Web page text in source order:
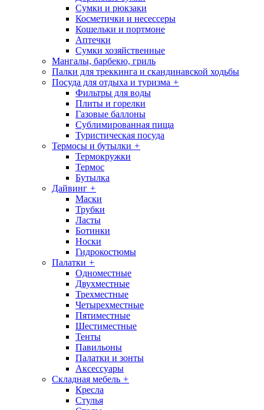
Сумки и рюкзаки
Косметички и несессеры
Кошельки и портмоне
Аптечки
Сумки хозяйственные
Мангалы, барбекю, гриль
Палки для треккинга и скандинавской ходьбы
Посуда для отдыха и туризма +
Фильтры для воды
Плиты и горелки
Газовые баллоны
Сублимированная пища
Туристическая посуда
Термосы и бутылки +
Термокружки
Термос
Бутылка
Дайвинг +
Маски
Трубки
Ласты
Ботинки
Носки
Гидрокостюмы
Палатки +
Одноместные
Двухместные
Трехместные
Четырехместные
Пятиместные
Шестиместные
Тенты
Павильоны
Палатки и зонты
Аксессуары
Складная мебель +
Кресла
Стулья